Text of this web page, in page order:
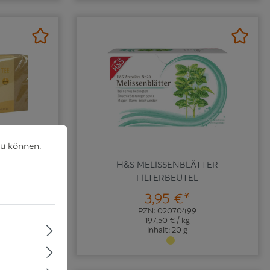
H&S MELISSENBLÄTTER
FILTERBEUTEL
3,95 €*
PZN: 02070499
197,50 € / kg
Inhalt: 20 g
Mehr Informationen ...
können.